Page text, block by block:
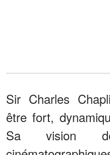
Sir Charles
être fort,
Sa vision